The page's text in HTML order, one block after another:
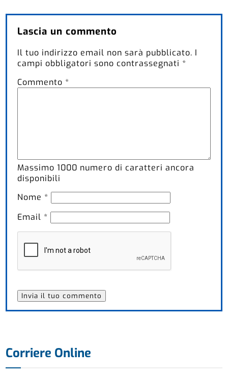
Lascia un commento
Il tuo indirizzo email non sarà pubblicato. I
campi obbligatori sono contrassegnati *
Commento *
Massimo1000 numero di caratteri ancora
disponibili
Nome *
Email *
Corriere Online